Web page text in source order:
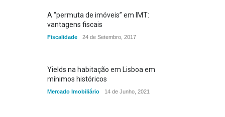
A “permuta de imóveis” em IMT:
vantagens fiscais
Fiscalidade 24 de Setembro, 2017
Yields na habitação em Lisboa em
mínimos históricos
Mercado Imobiliário 14 de Junho, 2021